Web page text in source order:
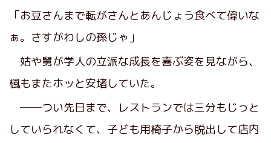
「お豆さんまで転がさんとあんじょう食べて偉いな
ぁ。さすがわしの孫じゃ」
姑や舅が学人の立派な成長を喜ぶ姿を見ながら、
楓もまたホッと安堵していた。
──つい先日まで、レストランでは三分もじっと
していられなくて、子ども用椅子から脱出して店内